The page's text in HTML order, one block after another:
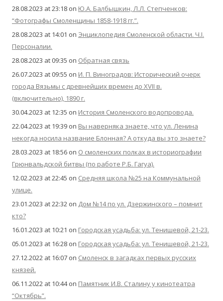
28.08.2023 at 23:18 on Ю.А. Балбышкин, Л.Л. Степченков:
“Фотографы Смоленщины 1858-1918 гг.”.
28.08.2023 at 14:01 on Энциклопедия Смоленской области. Ч.I.
Персоналии.
28.08.2023 at 09:35 on Обратная связь
26.07.2023 at 09:55 on И. П. Виноградов: Исторический очерк
города Вязьмы с древнейших времен до XVII в.
(включительно), 1890 г.
30.04.2023 at 12:35 on История Смоленского водопровода.
22.04.2023 at 19:39 on Вы наверняка знаете, что ул. Ленина
некогда носила название Блонная? А откуда вы это знаете?
28.03.2023 at 18:56 on О смоленских полках в историографии
Грюнвальдской битвы (по работе Р.Б. Гагуа).
12.02.2023 at 22:45 on Средняя школа №25 на Коммунальной
улице.
23.01.2023 at 22:32 on Дом №14 по ул. Дзержинского – помнит
кто?
16.01.2023 at 10:21 on Городская усадьба: ул. Тенишевой, 21-23.
05.01.2023 at 16:28 on Городская усадьба: ул. Тенишевой, 21-23.
27.12.2022 at 16:07 on Смоленск в загадках первых русских
князей.
06.11.2022 at 10:44on Памятник И.В. Сталину у кинотеатра
“Октябрь”.